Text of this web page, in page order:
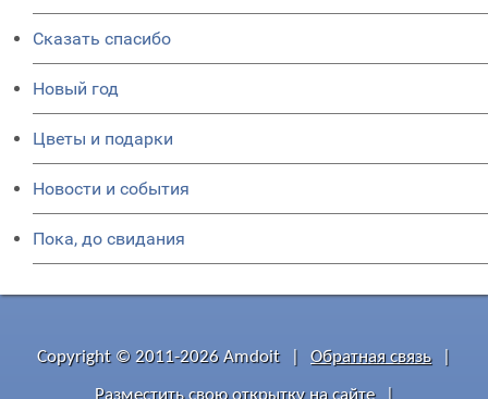
Сказать спасибо
Новый год
Цветы и подарки
Новости и события
Пока, до свидания
Copyright © 2011-2026 Amdoit Обратная связь
Разместить свою открытку на сайте